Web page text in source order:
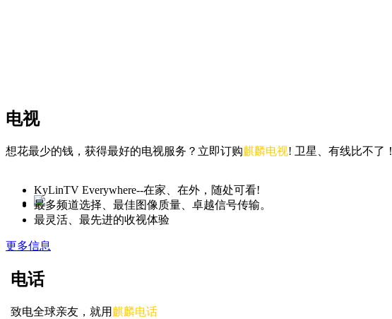
电视
想花最少的钱，获得最好的电视服务？立即订购麒麟电视! 卫星、有线比不了！
KyLinTV Everywhere--在家、在外，随处可看!
最多频道选择、最佳图像质量、卓越信号传输。
最灵活、最先进的收视体验
更多信息
电话
致电全球亲友，就用 麒麟电话